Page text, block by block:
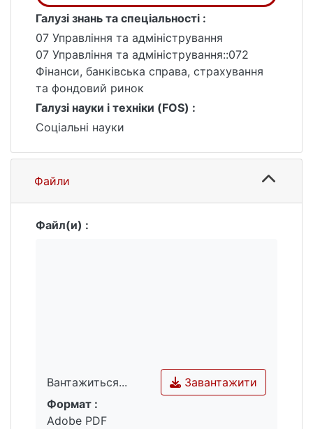
фінансово-економічної діяльності
підприємства, на яких визначається
інвестиційна привабливість підприємства.
Наукова новизна дослідження полягає у
вивченні прогнозів інвестиційної
привабливості України у період криз
останніх років, пов`язаних із COVID-19 та
війною, та розробленні напрямків
українських корпорацій.
Галузі знань та спеціальності :
07 Управління та адміністрування
07 Управління та адміністрування::072
Фінанси, банківська справа, страхування
та фондовий ринок
Галузі науки і техніки (FOS) :
Соціальні науки
Файли
Файл(и) :
Вантажиться...
Вантажиться...
Завантажити
Формат :
Adobe PDF